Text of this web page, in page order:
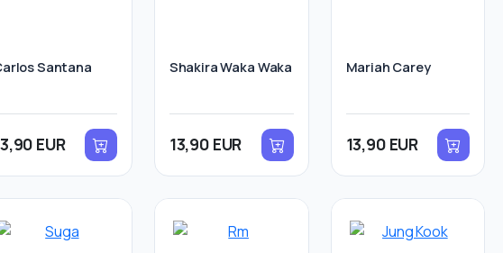
Santana
EUR
Shakira Waka Waka
13,90 EUR
Mariah Carey
13,90 EUR